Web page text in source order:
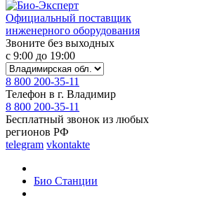
Официальный поставщик
инженерного оборудования
Звоните без выходных
с 9:00 до 19:00
8 800 200-35-11
Телефон в г. Владимир
8 800 200-35-11
Бесплатный звонок из любых
регионов РФ
telegram vkontakte
Био Станции